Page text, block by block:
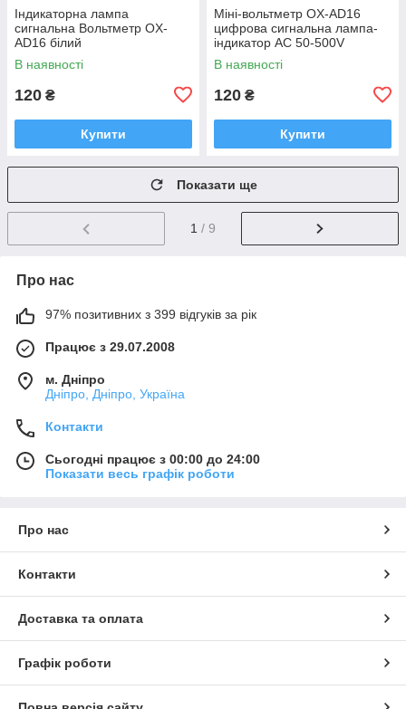
Індикаторна лампа
сигнальна Вольтметр OX-
AD16 білий
В наявності
120 ₴
Купити
Міні-вольтметр OX-AD16
цифрова сигнальна лампа-
індикатор AC 50-500V
зелений
В наявності
120 ₴
Купити
Показати ще
1 / 9
Про нас
97% позитивних з 399 відгуків за рік
Працює з 29.07.2008
м. Дніпро
Дніпро, Дніпро, Україна
Контакти
Сьогодні працює з 00:00 до 24:00
Показати весь графік роботи
Про нас
Контакти
Доставка та оплата
Графік роботи